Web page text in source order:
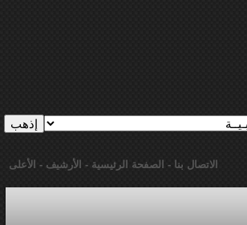
الاتصال بنا - الصفحة الرئيسية - الأرشيف - الأعلى